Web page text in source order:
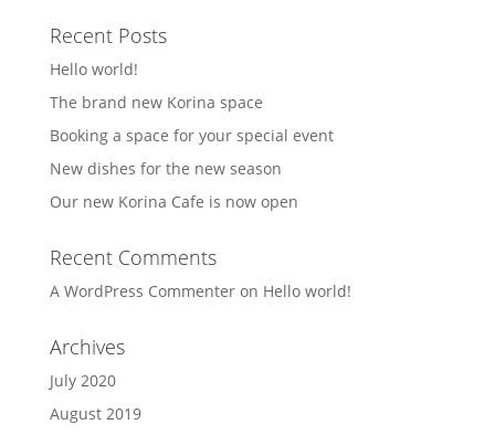
Recent Posts
Hello world!
The brand new Korina space
Booking a space for your special event
New dishes for the new season
Our new Korina Cafe is now open
Recent Comments
A WordPress Commenteron Hello world!
Archives
July 2020
August 2019